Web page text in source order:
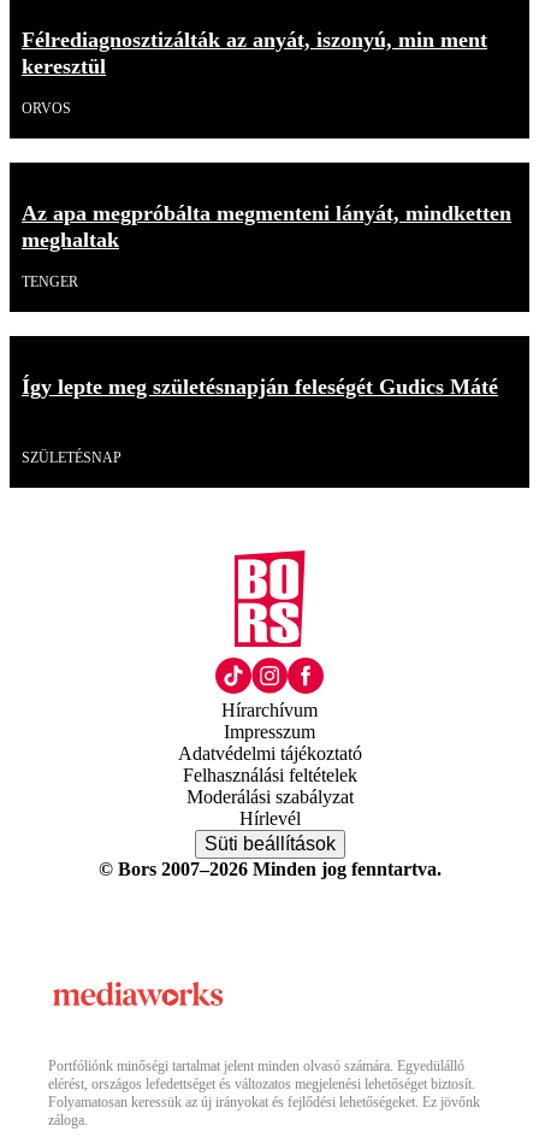
Félrediagnosztizálták az anyát, iszonyú, min ment
keresztül
ORVOS
Az apa megpróbálta megmenteni lányát, mindketten
meghaltak
TENGER
Így lepte meg születésnapján feleségét Gudics Máté
SZÜLETÉSNAP
Hírarchívum
Impresszum
Adatvédelmi tájékoztató
Felhasználási feltételek
Moderálási szabályzat
Hírlevél
Süti beállítások
© Bors 2007–2026 Minden jog fenntartva.
Portfóliónk minőségi tartalmat jelent minden olvasó számára. Egyedülálló
elérést, országos lefedettséget és változatos megjelenési lehetőséget biztosít.
Folyamatosan keressük az új irányokat és fejlődési lehetőségeket. Ez jövőnk
záloga.